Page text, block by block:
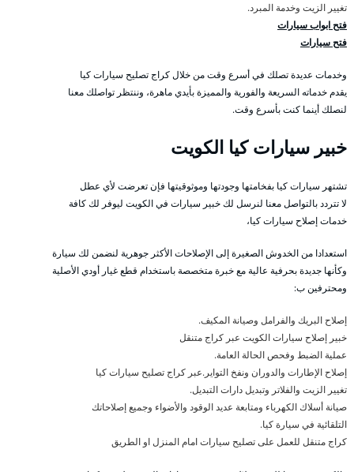
تغيير الزيت وخدمة المبرد.
فتح ابواب سيارات
فتح سيارات
وخدمات عديدة تصلك في أسرع وقت من خلال كراج تصليح سيارات كيا
يقدم خدماته السريعة والفورية والمميزة بأيدي ماهرة، وننتظر تواصلك معنا
لنصلك أينما كنت بأسرع وقت.
خبير سيارات كيا الكويت
تشتهر سيارات كيا بفخامتها وجودتها وموثوقيتها فإن تعرضت لأي عطل
لا تتردد بالتواصل معنا لنرسل لك خبير سيارات في الكويت ليوفر لك كافة
خدمات إصلاح سيارات كيا،
استعدادا من الخدوش الصغيرة إلى الإصلاحات الأكثر جوهرية لنضمن لك سيارة
وكأنها جديدة بحرفية عالية مع خبرة متخصصة باستخدام قطع غيار أودي الأصلية
ومحترفين ب:
إصلاح البريك والفرامل وصيانة المكيف.
خبير إصلاح سيارات الكويت عبر كراج متنقل
عملية الضبط وفحص الحالة العامة.
إصلاح الإطارات والدوران ونفخ التواير.عبر كراج تصليح سيارات كيا
تغيير الزيت والفلاتر وتبديل دارات التبديل.
صيانة أسلاك الكهرباء ومتابعة عديد الوقود والأضواء وجميع إصلاحاتك
التلقائية في سيارة كيا.
كراج متنقل للعمل على تصليح سيارات امام المنزل او الطريق